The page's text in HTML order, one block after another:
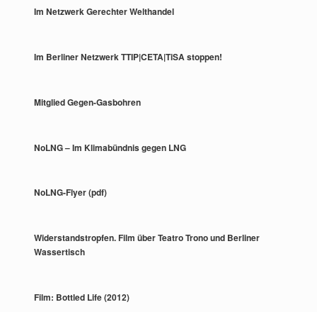
Im Netzwerk Gerechter Welthandel
Im Berliner Netzwerk TTIP|CETA|TiSA stoppen!
Mitglied Gegen-Gasbohren
NoLNG – Im Klimabündnis gegen LNG
NoLNG-Flyer (pdf)
Widerstandstropfen. Film über Teatro Trono und Berliner
Wassertisch
Film: Bottled Life (2012)